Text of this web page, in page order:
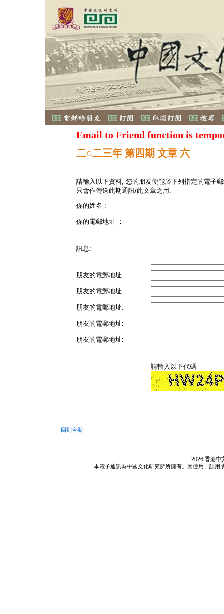
Email to Friend function is
二○二三年 第四期 文章 六
請輸入以下資料, 您的朋友便能於下列指定的電子
只會作傳送此期通訊/此文章之用.
你的姓名 :
你的電郵地址 ：
訊息:
朋友的電郵地址:
朋友的電郵地址:
朋友的電郵地址:
朋友的電郵地址:
朋友的電郵地址:
請輸入以下代碼
回到今期
2026 香港中
本電子通訊為中國文化研究所所擁有。因使用、誤